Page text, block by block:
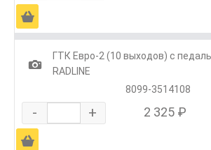
Ä
1
ГТК Евро-2 (10 выходов) с
RADLINE
8099-3514108
- + 2 325 ₽
Ä